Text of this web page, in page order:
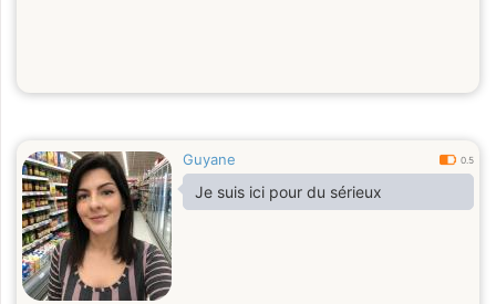
Guyane 0.5
Je suis ici pour du sérieux